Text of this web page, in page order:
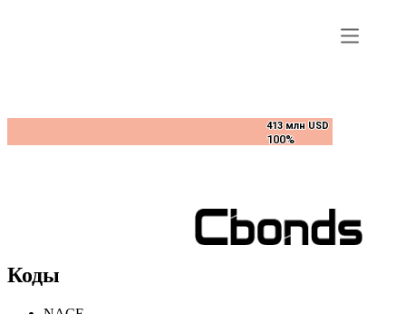
413 млн USD
100%
413 млн USD
100%
Коды